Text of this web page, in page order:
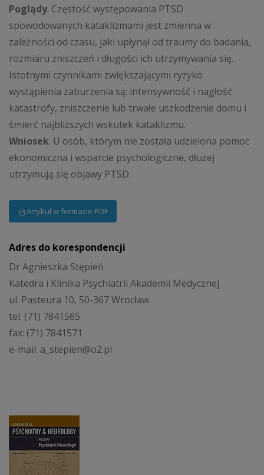
Poglądy. Częstość występowania PTSD
spowodowanych kataklizmami jest zmienna w
zależności od czasu, jaki upłynął od traumy do badania,
rozmiaru zniszczeń i długości ich utrzymywania się.
Istotnymi czynnikami zwiększającymi ryzyko
wystąpienia zaburzenia są: intensywność i nagłość
katastrofy, zniszczenie lub trwałe uszkodzenie domu i
śmierć najbliższych wskutek kataklizmu.
Wniosek. U osób, którym nie została udzielona pomoc
ekonomiczna i wsparcie psychologiczne, dłużej
utrzymują się objawy PTSD.
Artykuł w formacie PDF
Adres do korespondencji
Dr Agnieszka Stępień
Katedra i Klinika Psychiatrii Akademii Medycznej
ul. Pasteura 10, 50-367 Wrocław
tel. (71) 7841565
fax: (71) 7841571
e-mail: a_stepien@o2.pl